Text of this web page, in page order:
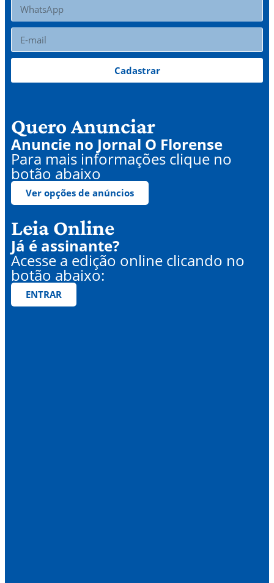
Cadastrar
Quero Anunciar
Anuncie no Jornal O Florense
Para mais informações clique no
botão abaixo
Ver opções de anúncios
Leia Online
Já é assinante?
Acesse a edição online clicando no
botão abaixo:
ENTRAR